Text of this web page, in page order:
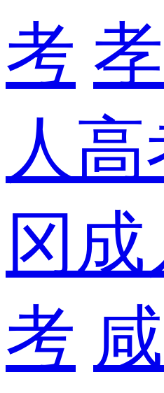
考
人
冈
考